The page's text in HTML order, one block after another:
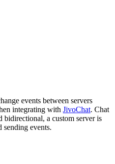
events between servers
integrating with JivoChat. Chat
bidirectional, a custom server is
sending events.